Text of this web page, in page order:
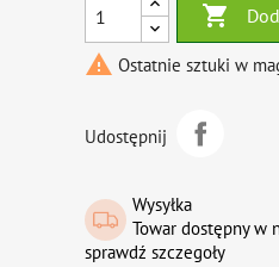

 Ostatnie sztuki w
Udostępnij
Wysyłka
Towar dostępny w
sprawdź szczegoły